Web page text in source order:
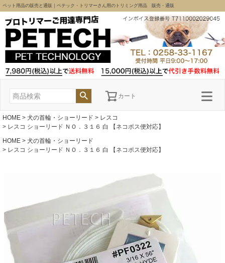
ペット用品の販売と通販｜ペテック・トリマーさん用のトリミング用品 販売・通販
カート
HOME 犬の首輪・ショーリード
レスコ
レスコ ショーリード ＮＯ．３１６ 白 【ネコポス便対応】
HOME
犬の首輪・ショーリード
レスコ ショーリード ＮＯ．３１６ 白 【ネコポス便対応】